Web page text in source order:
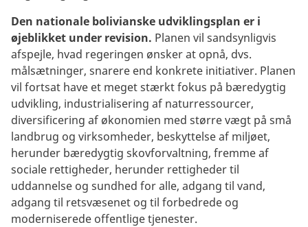
Den nationale bolivianske udviklingsplan er i
øjeblikket under revision. Planen vil sandsynligvis
afspejle, hvad regeringen ønsker at opnå, dvs.
målsætninger, snarere end konkrete initiativer. Planen
vil fortsat have et meget stærkt fokus på bæredygtig
udvikling, industrialisering af naturressourcer,
diversificering af økonomien med større vægt på små
landbrug og virksomheder, beskyttelse af miljøet,
herunder bæredygtig skovforvaltning, fremme af
sociale rettigheder, herunder rettigheder til
uddannelse og sundhed for alle, adgang til vand,
adgang til retsvæsenet og til forbedrede og
moderniserede offentlige tjenester.